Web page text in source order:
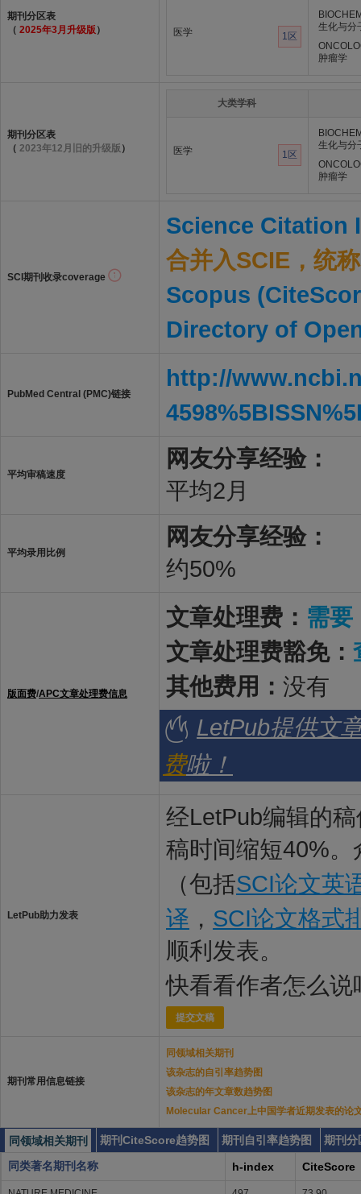
期刊分区表
（ 2025年3月升级版 ） 医学 1区
生化与分
肿瘤学
期刊分区表
（ 2023年12月旧的升级版 ）
大类学科
医学 1区
生化与分
肿瘤学
SCI期刊收录coverage
Science Citation
合并入SCIE，统
Scopus
Directory of
PubMed Central (PMC)链接
http://
平均审稿速度
网友分享经验：
平均2月
平均录用比例
网友分享经验：
约50%
版面费/APC文章处理费信息
文章处理费： 需要
文章处理费豁免：
其他费用： 没有
LetPub提供文
费啦！
LetPub助力发表
经LetPub编辑的
稿时间缩短40%
（包括SCI论文英
译 ， SCI论文格式
顺利发表。
快看看作者怎么说
提交文稿
期刊常用信息链接
同领域相关期刊
该杂志的自引率趋势图
该杂志的年文章数趋势图
Molecular Cancer上中国学者近期发表的论
同领域相关期刊 期刊CiteScore趋势图 期刊自引率趋势图
期刊分
同类著名期刊名称
h-index CiteScore